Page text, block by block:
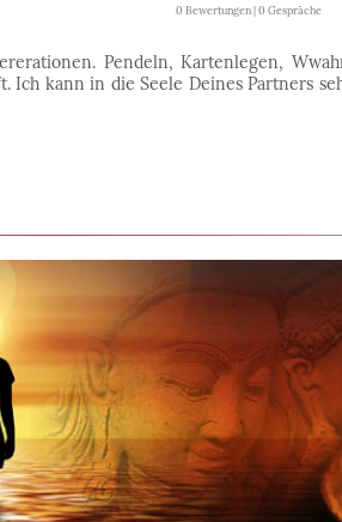
0 Bewertungen | 0 Gespräche
Pendeln, Kartenlegen,
Ich kann in die Seele Deines Partners